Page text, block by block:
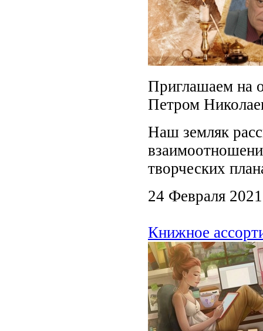
Приглашаем на
Петром
Наш земляк
творческих
24 Февраля 2021
Книжное